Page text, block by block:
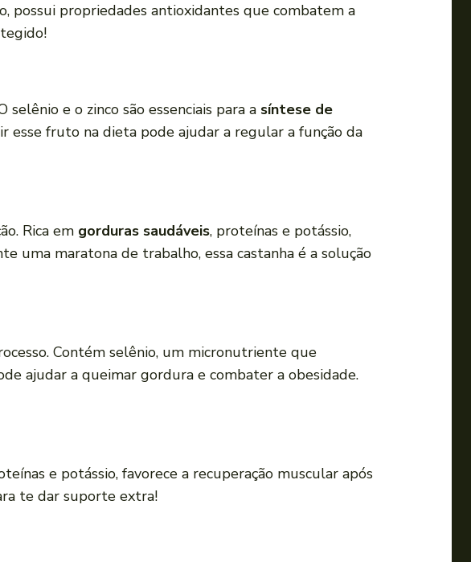
e
possui propriedades antioxidantes que combatem a
e o zinco são essenciais para a síntese de
esse fruto na dieta pode ajudar a regular a função da
Rica em gorduras saudáveis, proteínas e potássio,
uma maratona de trabalho, essa castanha é a solução
Contém selênio, um micronutriente que
ajudar a queimar gordura e combater a obesidade.
e potássio, favorece a recuperação muscular após
te dar suporte extra!